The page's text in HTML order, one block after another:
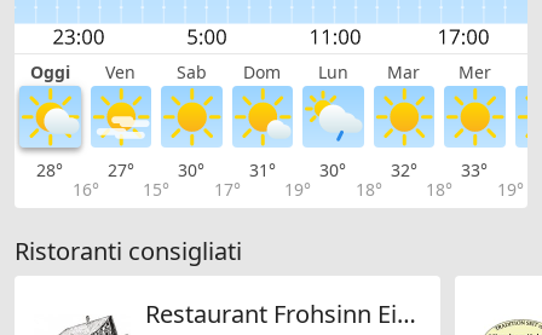
Oggi Ven Sab Dom Lun Mar Mer
28°
16°
27°
15°
30°
17°
31°
19°
30°
18°
32°
18°
33°
19°
Ristoranti consigliati
Restaurant Frohsinn Eidberg